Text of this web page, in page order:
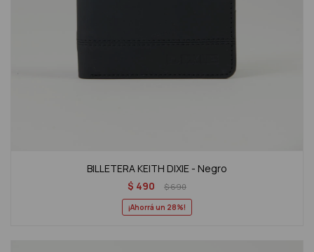
BILLETERA KEITH DIXIE - Negro
$ 490 $690
28